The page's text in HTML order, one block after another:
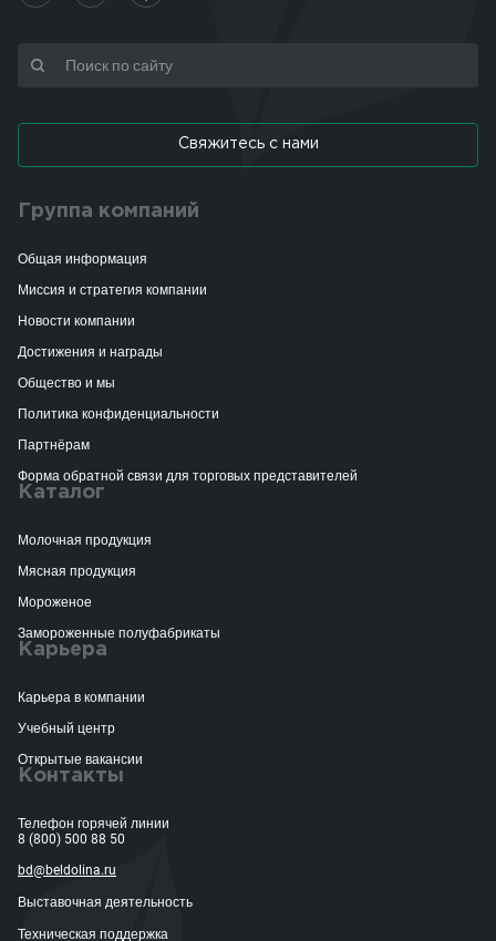
Свяжитесь с нами
Группа компаний
Общая информация
Миссия и стратегия компании
Новости компании
Достижения и награды
Общество и мы
Политика конфиденциальности
Партнёрам
Форма обратной связи для торговых представителей
Каталог
Молочная продукция
Мясная продукция
Мороженое
Замороженные полуфабрикаты
Карьера
Карьера в компании
Учебный центр
Открытые вакансии
Контакты
Телефон горячей линии
8 (800) 500 88 50
bd@beldolina.ru
Выставочная деятельность
Техническая поддержка